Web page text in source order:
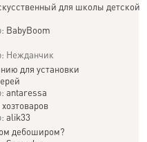
для школы детской
BabyBoom
Нежданчик
для установки
antaressa
alik33
дебоширом?